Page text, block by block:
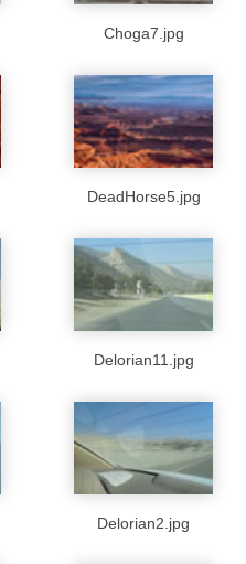
Choga7.jpg
DeadHorse5.jpg
Delorian11.jpg
Delorian2.jpg